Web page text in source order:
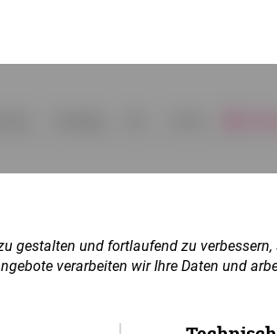
gestalten und fortlaufend zu
verarbeiten wir Ihre Daten und